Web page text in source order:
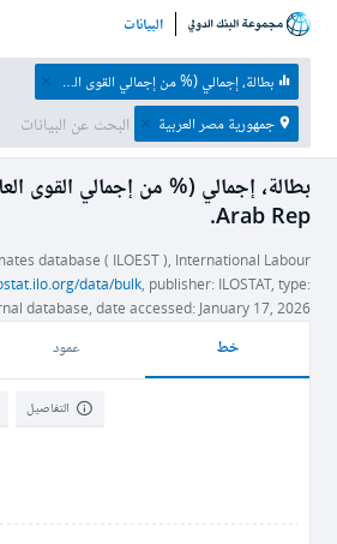
البيانات
الصفحة الرئيسية الاقتصادات الموضوعاتبطالة، إجمالي (% من إجمالي القوى العاملة)
جمهورية مصر العربية
Arab Rep.
database ( ILOEST ), International Labour
data/bulk, publisher: ILOSTAT, type:
database, date accessed: January 17, 2026
خط عمود
التفاصيل